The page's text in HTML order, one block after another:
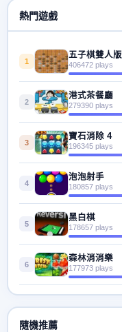
熱門遊戲
1
五子棋雙人版
406472 plays
2
港式茶餐廳
279390 plays
3
寶石消除 4
196345 plays
4
泡泡射手
180857 plays
5
黑白棋
178657 plays
6
森林消消樂
177973 plays
隨機推薦